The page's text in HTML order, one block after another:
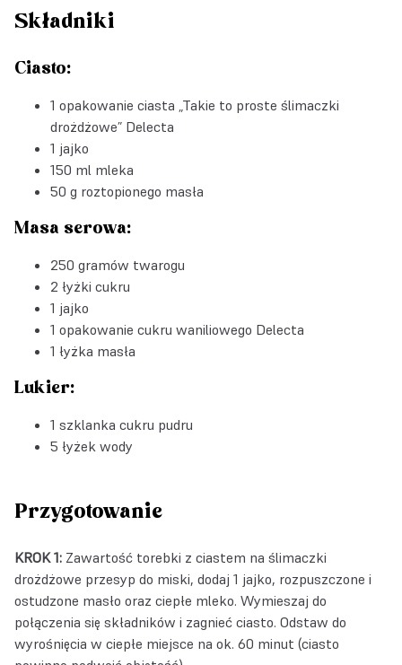
Składniki
Ciasto:
1 opakowanie ciasta „Takie to proste ślimaczki
drożdżowe” Delecta
1 jajko
150 ml mleka
50 g roztopionego masła
Masa serowa:
250 gramów twarogu
2 łyżki cukru
1 jajko
1 opakowanie cukru waniliowego Delecta
1 łyżka masła
Lukier:
1 szklanka cukru pudru
5 łyżek wody
Przygotowanie
KROK 1: Zawartość torebki z ciastem na ślimaczki
drożdżowe przesyp do miski, dodaj 1 jajko, rozpuszczone i
ostudzone masło oraz ciepłe mleko. Wymieszaj do
połączenia się składników i zagnieć ciasto. Odstaw do
wyrośnięcia w ciepłe miejsce na ok. 60 minut (ciasto